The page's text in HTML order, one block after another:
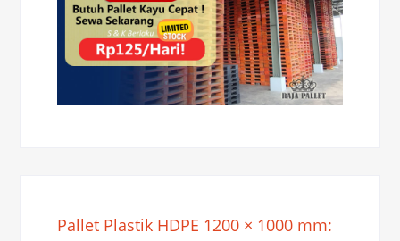
Pallet Plastik HDPE 1200 × 1000 mm: